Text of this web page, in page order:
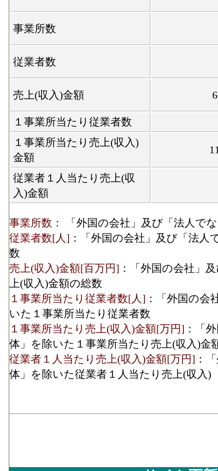
事業所数
従業者数
売上(収入)金額
１事業所当たり従業者数
１事業所当たり売上(収入)
金額
従業者１人当たり売上(収
入)金額
事業所数 ： 「外国の会社」及び「法人で
従業者数[人] ：「外国の会社」及び「法
数
売上(収入)金額[百万円] ：「外国の会社」
上(収入)金額の総数
１事業所当たり従業者数[人] ：「外国の会
いた１事業所当たり従業者数
１事業所当たり売上(収入)金額[万円] ：「
体」を除いた１事業所当たり売上(収入)金
従業者１人当たり売上(収入)金額[万円] ：
体」を除いた従業者１人当たり売上(収入)